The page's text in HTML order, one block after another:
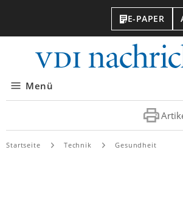
E-PAPER
Menü
Startseite Technik Gesundheit